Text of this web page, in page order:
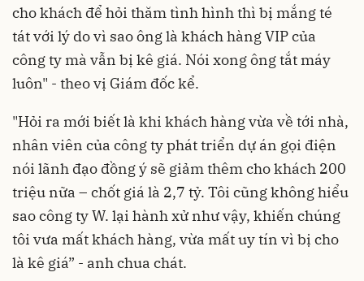
cho khách để hỏi thăm tình hình thì bị mắng té
tát với lý do vì sao ông là khách hàng VIP của
công ty mà vẫn bị kê giá. Nói xong ông tắt máy
luôn" - theo vị Giám đốc kể.
"Hỏi ra mới biết là khi khách hàng vừa về tới nhà,
nhân viên của công ty phát triển dự án gọi điện
nói lãnh đạo đồng ý sẽ giảm thêm cho khách 200
triệu nữa – chốt giá là 2,7 tỷ. Tôi cũng không hiểu
sao công ty W. lại hành xử như vậy, khiến chúng
tôi vưa mất khách hàng, vừa mất uy tín vì bị cho
là kê giá” - anh chua chát.